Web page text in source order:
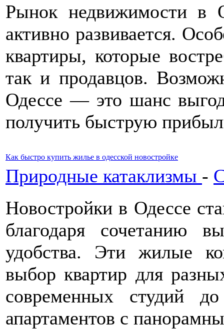
Рынок недвижимости в
активно развивается.
квартиры, которые
так и продавцов.
Одессе — это шанс
получить быструю
Как быстро купить жилье в одесской новостройке
Природные катаклизмы -
Новостройки в Одессе
благодаря сочетанию
удобства. Эти жилые
выбор квартир для
современных студий
апартаментов с